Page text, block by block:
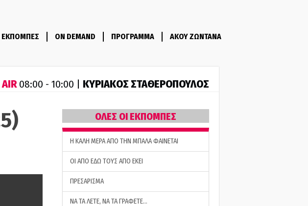
ΕΚΠΟΜΠΕΣ ON DEMAND ΠΡΟΓΡΑΜΜΑ ΑΚΟΥ ΖΩΝΤΑΝΑ
AIR08:00 - 10:00 | ΚΥΡΙΑΚΟΣ ΣΤΑΘΕΡΟΠΟΥΛΟΣ
ΟΛΕΣ ΟΙ ΕΚΠΟΜΠΕΣ
H ΚΑΛΗ ΜΕΡΑ ΑΠΟ ΤΗΝ ΜΠΑΛΑ ΦΑΙΝΕΤΑΙ
ΟΙ ΑΠΟ ΕΔΩ ΤΟΥΣ ΑΠΟ ΕΚΕΙ
ΠΡΕΣΑΡΙΣΜΑ
ΝΑ ΤΑ ΛΕΤΕ, ΝΑ ΤΑ ΓΡΑΦΕΤΕ…